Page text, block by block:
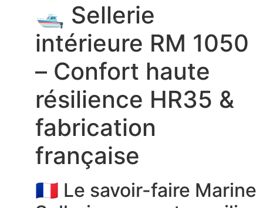
🛥️ Sellerie
intérieure RM 1050
– Confort haute
résilience HR35 &
fabrication
française
🇫🇷 Le savoir-faire Marine